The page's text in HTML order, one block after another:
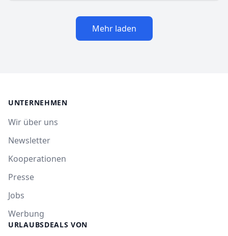
Mehr laden
UNTERNEHMEN
Wir über uns
Newsletter
Kooperationen
Presse
Jobs
Werbung
URLAUBSDEALS VON